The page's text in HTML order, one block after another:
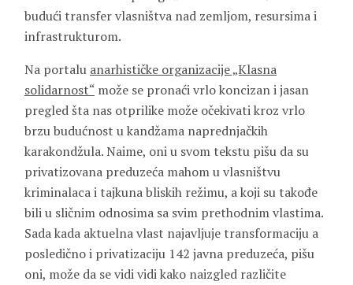
budući transfer vlasništva nad zemljom, resursima i
infrastrukturom.
Na portalu anarhističke organizacije „Klasna
solidarnost“ može se pronaći vrlo koncizan i jasan
pregled šta nas otprilike može očekivati kroz vrlo
brzu budućnost u kandžama naprednjačkih
karakondžula. Naime, oni u svom tekstu pišu da su
privatizovana preduzeća mahom u vlasništvu
kriminalaca i tajkuna bliskih režimu, a koji su takođe
bili u sličnim odnosima sa svim prethodnim vlastima.
Sada kada aktuelna vlast najavljuje transformaciju a
posledično i privatizaciju 142 javna preduzeća, pišu
oni, može da se vidi vidi kako naizgled različite